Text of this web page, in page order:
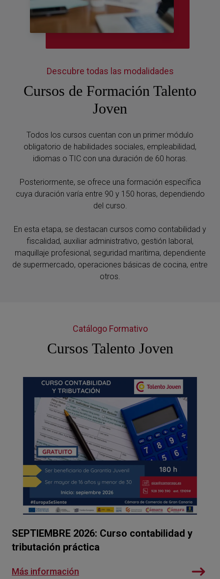
Descubre todas las modalidades
Cursos de Formación Talento
Joven
Todos los cursos cuentan con un primer módulo
obligatorio de habilidades sociales, empleabilidad,
idiomas o TIC con una duración de 60 horas.
Posteriormente, se ofrece una formación específica
cuya duración varía entre 90 y 150 horas, dependiendo
del curso.
En esta etapa, se destacan cursos como contabilidad y
fiscalidad, auxiliar administrativo, gestión laboral,
maquillaje profesional, seguridad marítima, dependiente
de supermercado, operaciones básicas de cocina, entre
otros.
Catálogo Formativo
Cursos Talento Joven
SEPTIEMBRE 2026: Curso contabilidad y
tributación práctica
Más información